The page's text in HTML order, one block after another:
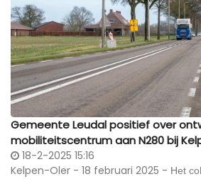
Gemeente Leudal positief over
mobiliteitscentrum aan N280 bij
18-2-2025 15:16
Kelpen-Oler - 18 februari 2025 - Het